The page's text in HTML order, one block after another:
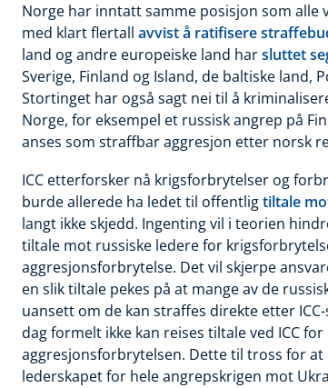
Norge har inntatt samme posisjon som alle
med klart flertall avvist å ratifisere
land og andre europeiske land harsluttet
Sverige, Finland og Island, de baltiske land,
Stortinget har også sagt nei til å
Norge, for eksempel et russisk angrep på
anses som straffbar aggresjon etter norsk
ICC etterforsker nå krigsforbrytelser og
burde allerede ha ledet til offentligtiltale
langt ikke skjedd. Ingenting vil i teorien
tiltale mot russiske ledere for
aggresjonsforbrytelse. Det vil skjerpe
en slik tiltale pekes på at mange av de
uansett om de kan straffes direkte etter
dag formelt ikke kan reises tiltale ved ICC
aggresjonsforbrytelsen. Dette til tross for
lederskapet for hele angrepskrigen mot